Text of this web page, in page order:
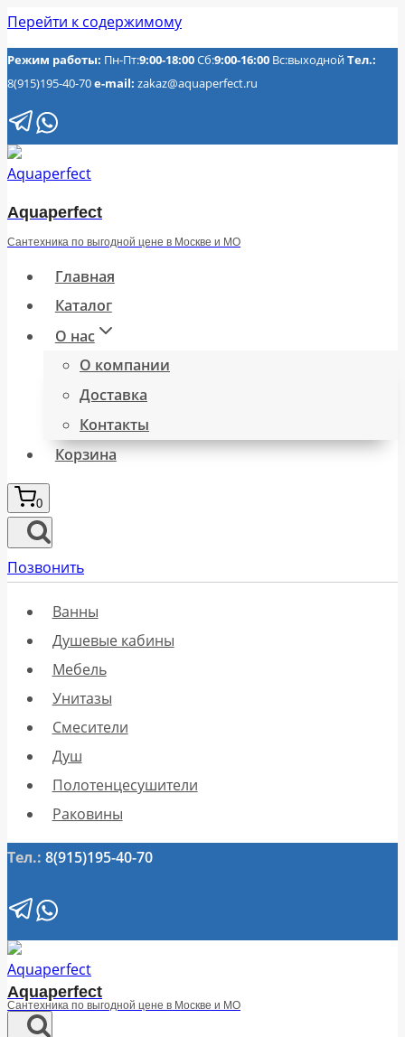
Перейти к содержимому
Режим работы: Пн-Пт:9:00-18:00Сб:9:00-16:00 Вс:выходнойТел.:
8(915)195-40-70e-mail: zakaz@aquaperfect.ru
Aquaperfect
Сантехника по выгодной цене в Москве и МО
Главная
Каталог
О нас
О компании
Доставка
Контакты
Корзина
0
Позвонить
Ванны
Душевые кабины
Мебель
Унитазы
Смесители
Душ
Полотенцесушители
Раковины
Тел.: 8(915)195-40-70
Aquaperfect
Сантехника по выгодной цене в Москве и МО